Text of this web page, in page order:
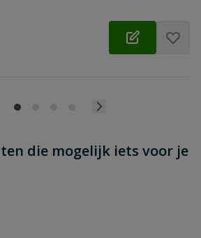
die mogelijk iets voor je